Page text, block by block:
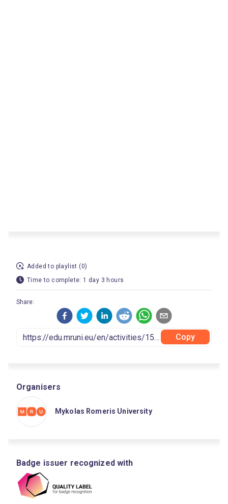
Added to playlist (0)
Time to complete: 1 day 3 hours
Share:
Copy
Organisers
Mykolas Romeris University
Badge issuer recognized with